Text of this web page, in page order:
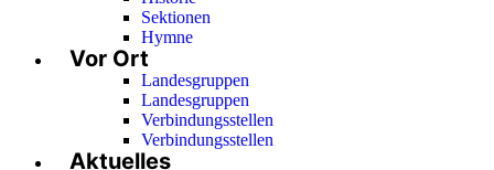
Sektionen
Hymne
Vor Ort
Landesgruppen
Landesgruppen
Verbindungsstellen
Verbindungsstellen
Aktuelles